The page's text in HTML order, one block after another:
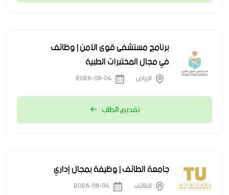
برنامج مستشفى قوى الأمن | وظائف
في مجال المختبرات الطبية
الرياض
تقديم الطلب
جامعة الطائف | وظيفة بمجال إداري
الطائف